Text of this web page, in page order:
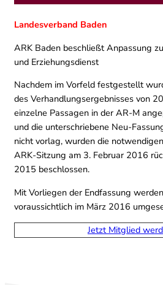
Landesverband Baden
ARK Baden beschließt Anpassung
und Erziehungsdienst
Nachdem im Vorfeld festgestellt
des Verhandlungsergebnisses von
einzelne Passagen in der AR-M
und die unterschriebene Neu-
nicht vorlag, wurden die
ARK-Sitzung am 3. Februar 2016
2015 beschlossen.
Mit Vorliegen der Endfassung
voraussichtlich im März 2016
Jetzt Mitglied